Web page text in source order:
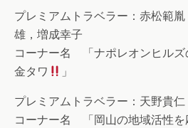
プレミアムトラベラー：赤松範
雄，増成幸子
コーナー名 「ナポレオンヒルズ
金タワ
」
プレミアムトラベラー：天野貴
コーナー名 「岡山の地域活性を